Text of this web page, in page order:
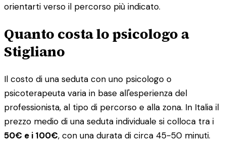
orientarti verso il percorso più indicato.
Quanto costa lo psicologo a
Stigliano
Il costo di una seduta con uno psicologo o
psicoterapeuta varia in base all'esperienza del
professionista, al tipo di percorso e alla zona. In Italia il
prezzo medio di una seduta individuale si colloca tra i
50€ e i 100€, con una durata di circa 45-50 minuti.